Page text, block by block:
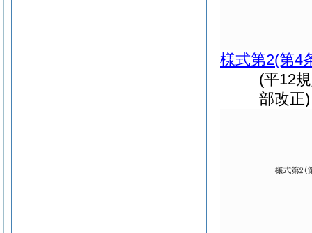
様式第2(第4
(平12
部改正)